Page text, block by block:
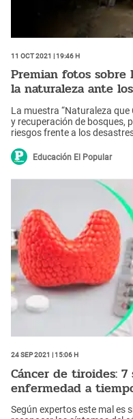
11 Oct 2021 | 19:46 h
Premian fotos sobre
la naturaleza ante
La muestra “Naturaleza
y recuperación de bosques,
riesgos frente a los
Educación El Popular
24 Sep 2021 | 15:06 h
Cáncer de tiroides:
enfermedad a
Según expertos este mal es